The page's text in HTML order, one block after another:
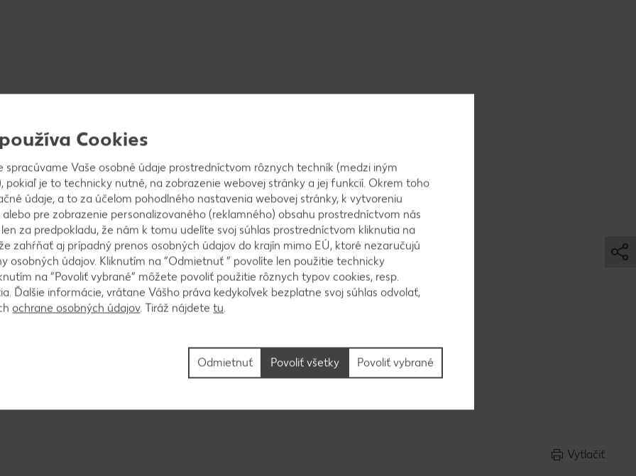
cibule. Premiešame a dusíme, kým zelenina nezíska jemne
na oleji v druhom hrnci a pridáme k zelenine.
cibule s trochou čierneho korenia. Zeleninu zalejeme
cesnak. Zamiešame a pod pokrývkou privedieme k varu.
domäkka. Pridáme petržlenovú vňať. Osolíme,
so zeleninou a knedľou.
Vytlačiť
Cookies
spracúvame Vaše osobné údaje prostredníctvom rôznych techník (medzi iným
pokiaľ je to technicky nutné, na zobrazenie webovej stránky a jej funkcií. Okrem toho
údaje, a to za účelom pohodlného nastavenia webovej stránky, k vytvoreniu
pre zobrazenie personalizovaného (reklamného) obsahu prostredníctvom nás
za predpokladu, že nám k tomu udelíte svoj súhlas prostredníctvom kliknutia na
zahŕňať aj prípadný prenos osobných údajov do krajín mimo EÚ, ktoré nezaručujú
osobných údajov. Kliknutím na “Odmietnuť ” povolíte len použitie technicky
na “Povoliť vybrané” môžete povoliť použitie rôznych typov cookies, resp.
Ďalšie informácie, vrátane Vášho práva kedykoľvek bezplatne svoj súhlas odvolať,
ochrane osobných údajov. Tiráž nájdetetu.
Povoliť vybrané
Odmietnuť Povoliť všetky